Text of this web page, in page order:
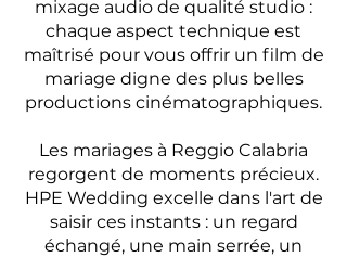
mixage audio de qualité studio :
chaque aspect technique est
maîtrisé pour vous offrir un film de
mariage digne des plus belles
productions cinématographiques.
Les mariages à Reggio Calabria
regorgent de moments précieux.
HPE Wedding excelle dans l'art de
saisir ces instants : un regard
échangé, une main serrée, un